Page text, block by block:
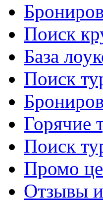
Поиск
База
Поиск
Горячие
Поиск
Промо
Отзывы